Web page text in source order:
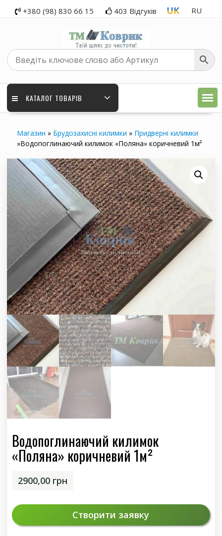
Перейти
+380 (98) 830 66 15 403 Відгуків UK RU
КАТАЛОГ ТОВАРІВ
Магазин » Брудозахисні килимки » Придверні килимки
»Водопоглинаючий килимок «Поляна» коричневий 1м²
Водопоглинаючий килимок
«Поляна» коричневий 1м²
2900,00 грн
Створити заявку